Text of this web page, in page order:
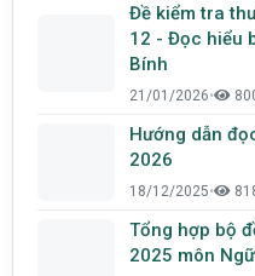
Đề kiểm tra
12 - Đọc hiểu
Bính
21/01/2026•
Hướng dẫn
2026
18/12/2025•
Tổng hợp bộ
2025 môn